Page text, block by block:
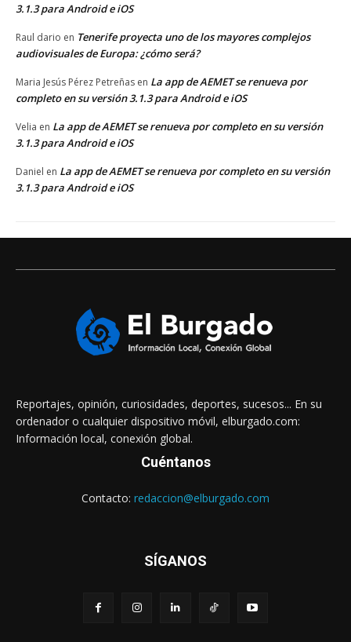
3.1.3 para Android e iOS
Raul dario en Tenerife proyecta uno de los mayores complejos
audiovisuales de Europa: ¿cómo será?
Maria Jesús Pérez Petreñas en La app de AEMET se renueva por
completo en su versión 3.1.3 para Android e iOS
Velia en La app de AEMET se renueva por completo en su versión
3.1.3 para Android e iOS
Daniel en La app de AEMET se renueva por completo en su versión
3.1.3 para Android e iOS
Reportajes, opinión, curiosidades, deportes, sucesos... En su
ordenador o cualquier dispositivo móvil, elburgado.com:
Información local, conexión global.
Cuéntanos
Contacto: redaccion@elburgado.com
SÍGANOS